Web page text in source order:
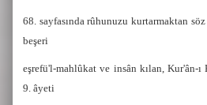
68. sayfasında rûhunuzu kurtarmaktan
beşeri
eşrefü'l-mahlûkat ve insân kılan, Kur'ân-
9. âyeti